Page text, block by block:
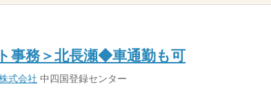
事務＞北長瀬◆車通勤も可
式会社 中四国登録センター